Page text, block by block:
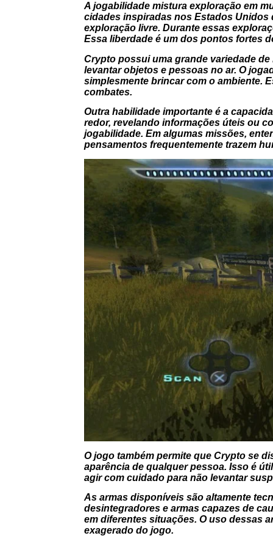
A jogabilidade mistura exploração em
cidades inspiradas nos Estados Unidos
exploração livre. Durante essas
Essa liberdade é um dos pontos fortes
Crypto possui uma grande variedade
levantar objetos e pessoas no ar. O
simplesmente brincar com o ambiente.
combates.
Outra habilidade importante é a
redor, revelando informações úteis ou
jogabilidade. Em algumas missões,
pensamentos frequentemente trazem
O jogo também permite que Crypto se
aparência de qualquer pessoa. Isso é
agir com cuidado para não levantar
As armas disponíveis são altamente
desintegradores e armas capazes de
em diferentes situações. O uso dessas
exagerado do jogo.